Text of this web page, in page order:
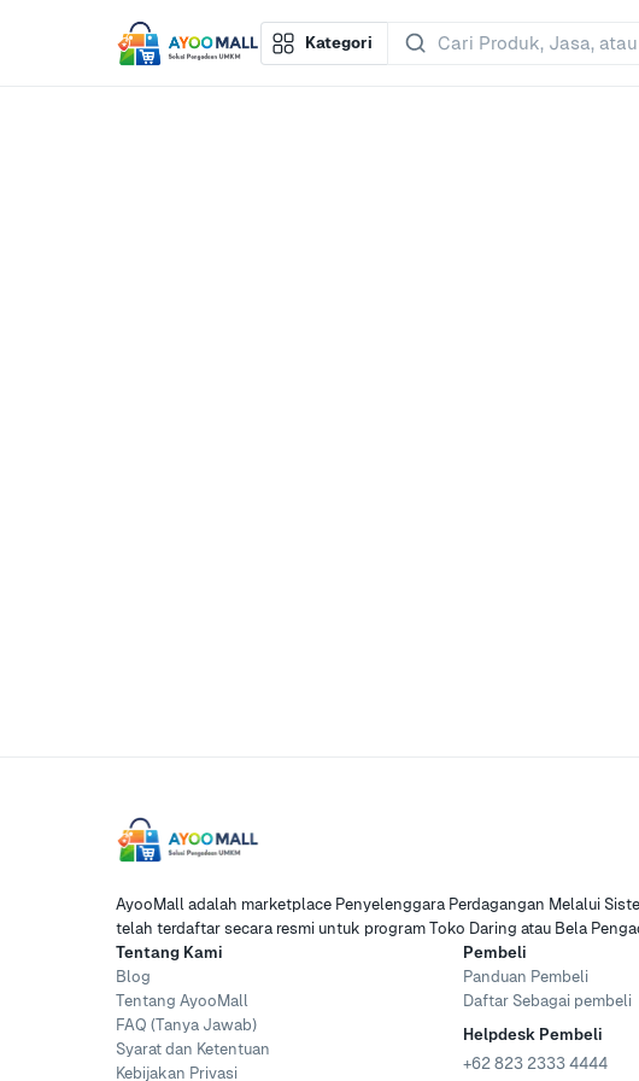
Kategori
AyooMall adalah marketplace Penyelenggara Perdagangan Melalui
telah terdaftar secara resmi untuk program Toko Daring atau Bela
Tentang Kami
Blog
Tentang AyooMall
FAQ (Tanya Jawab)
Syarat dan Ketentuan
Kebijakan Privasi
Pembeli
Panduan Pembeli
Daftar Sebagai pembeli
Helpdesk Pembeli
+62 823 2333 4444